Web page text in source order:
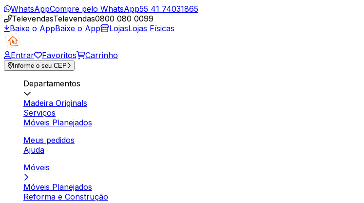
WhatsAppCompre pelo WhatsApp55 41 74031865
TelevendasTelevendas0800 080 0099
Baixe o AppBaixe o App LojasLojas Físicas
Entrar Favoritos Carrinho
Informe o seu CEP
Departamentos
Madeira Originals
Serviços
Móveis Planejados
Meus pedidos
Ajuda
Móveis
Móveis Planejados
Reforma e Construção